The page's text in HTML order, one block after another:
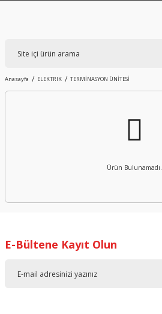
Anasayfa ELEKTRIK TERMİNASYON ÜNİTESİ
Ürün Bulunamadı.
E-Bültene Kayıt Olun